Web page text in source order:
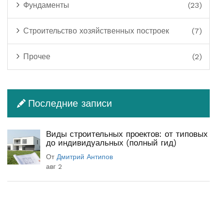
Фундаменты (23)
Строительство хозяйственных построек (7)
Прочее (2)
Последние записи
Виды строительных проектов: от типовых
до индивидуальных (полный гид)
От Дмитрий Антипов
авг 2